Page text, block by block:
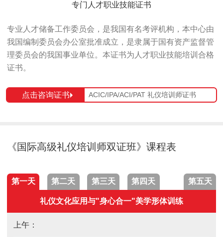
专门人才职业技能证书
专业人才储备工作委员会，是我国有名考评机构，本中心由
我国编制委员会办公室批准成立，是隶属于国有资产监督管
理委员会的我国事业单位。本证书为人才职业技能培训合格
证书。
点击咨询证书 ACIC/IPA/ACI/PAT 礼仪培训师证书
《国际高级礼仪培训师双证班》课程表
第一天 第二天 第三天 第四天 第五天
礼仪文化应用与"身心合一"美学形体训练
上午：